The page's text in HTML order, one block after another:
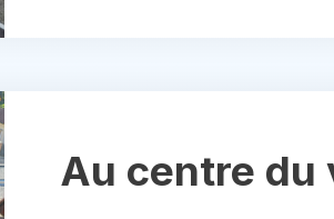
Au centre